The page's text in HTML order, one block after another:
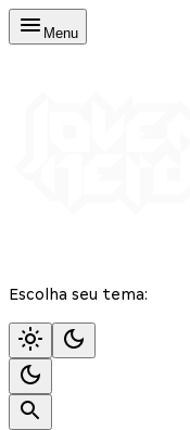
Menu
Escolha seu tema: